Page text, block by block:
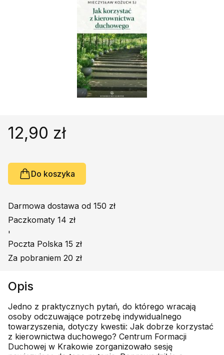
Książki obcojęzyczne
Poradniki, leksykony...
Promocja
12,90 zł
Do koszyka
Darmowa dostawa od 150 zł
Paczkomaty 14 zł
'
Poczta Polska 15 zł
Za pobraniem 20 zł
Opis
Jedno z praktycznych pytań, do którego wracają
osoby odczuwające potrzebę indywidualnego
towarzyszenia, dotyczy kwestii: Jak dobrze korzystać
z kierownictwa duchowego? Centrum Formacji
Duchowej w Krakowie zorganizowało sesję